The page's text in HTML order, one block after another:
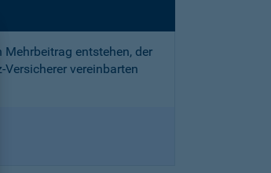
Mehrbeitrag entstehen, der
Versicherer vereinbarten